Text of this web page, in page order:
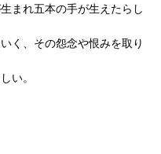
まれ五本の手が生えたらし
く、その怨念や恨みを取り
い。